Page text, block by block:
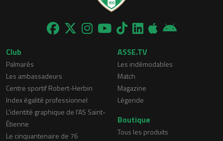
Club
Palmarès
Les ambassadeurs
Centre sportif Robert-Herbin
Index égalité professionnel
L'identité graphique de l'AS Saint-
Étienne
Le cinquantenaire de 76
ASSE.TV
Les indémodables
Match
Magazine
Légende
Boutique
Tous les produits